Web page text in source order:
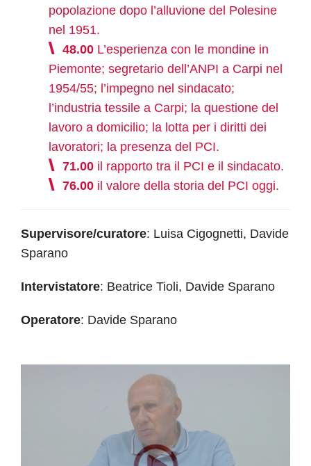
popolazione dopo l’alluvione del Polesine
nel 1951.
48.00 L’esperienza con le mondine in
Piemonte; segretario dell’ANPI a Carpi nel
1954/55; l’impegno nel sindacato;
l’industria tessile a Carpi; la questione del
lavoro a domicilio; la lotta per i diritti dei
lavoratori; la presenza del PCI.
71.00 il rapporto tra il PCI e il sindacato.
76.00 il valore della storia del PCI oggi.
Supervisore/curatore: Luisa Cigognetti, Davide
Sparano
Intervistatore: Beatrice Tioli, Davide Sparano
Operatore: Davide Sparano